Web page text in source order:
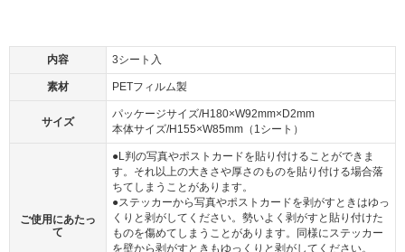
内容 3シート入
素材 PETフィルム製
サイズ
パッケージサイズ/H180×W92mm×D2mm
本体サイズ/H155×W85mm（1シート）
ご使用にあたっ
て
●L判の写真やポストカードを貼り付けることができま
す。それ以上の大きさや厚さのものを貼り付ける場合落
ちてしまうことがあります。
●ステッカーから写真やポストカードを剥がすときはゆっ
くりと剥がしてください。勢いよく剥がすと貼り付けた
ものを傷めてしまうことがあります。同様にステッカー
を壁から剥がすときもゆっくりと剥がしてください。